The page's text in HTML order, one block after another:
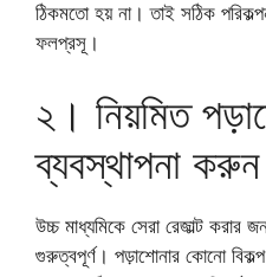
ঠিকমতো হয় না। তাই সঠিক
ফলপ্রসূ।
২। নিয়মিত
ব্যবস্থাপনা করুন
উচ্চ মাধ্যমিকে সেরা রেজাল্ট করার
গুরুত্বপূর্ণ। পড়াশোনার কোনো বিকল্প